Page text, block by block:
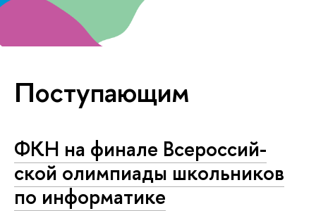
Поступающим
ФКН на финале Все­рос­сий­
ской олимпиады школьников
по информатике